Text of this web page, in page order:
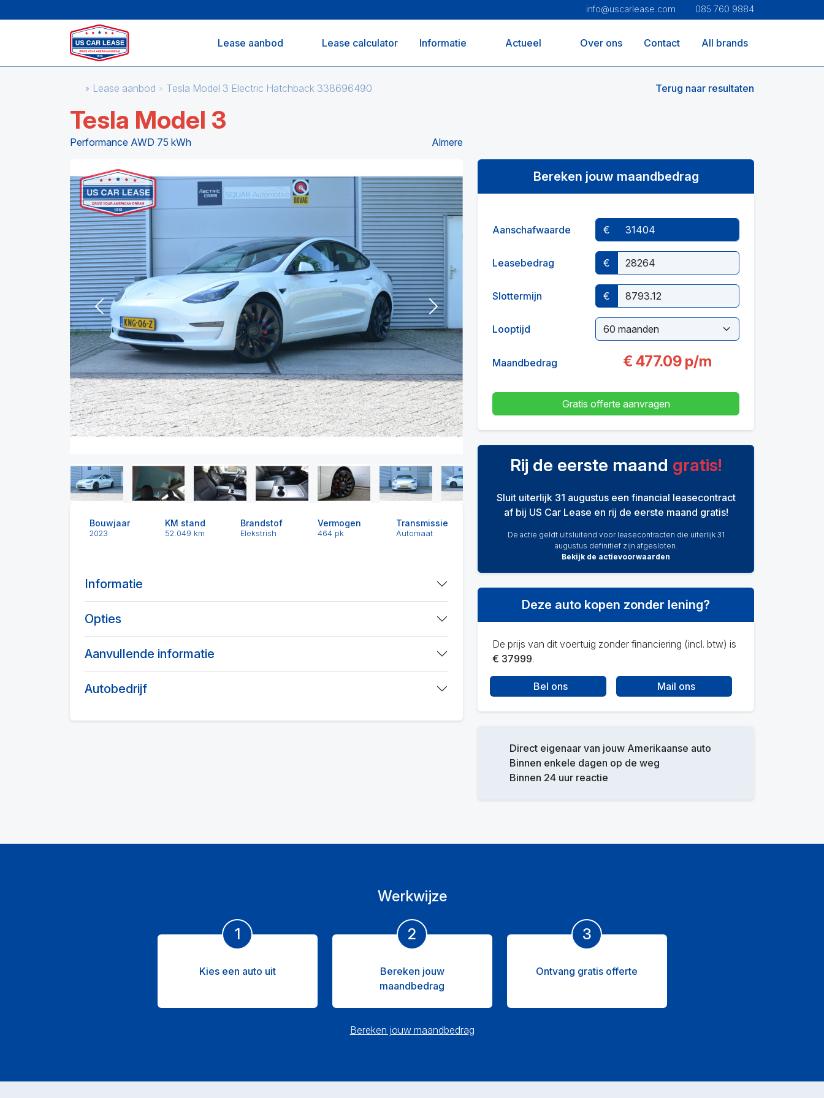
info@uscarlease.com 085 760 9884
Lease aanbod Lease calculator Informatie Actueel Over ons Contact All brands
Lease aanbod Tesla Model 3 Electric Hatchback 338696490 Terug naar resultaten
Tesla Model 3
Performance AWD 75 kWh Almere
Previous Next
Bouwjaar
2023
KM stand
52.049 km
Brandstof
Elekstrish
Vermogen
464 pk
Transmissie
Automaat
Informatie
Opties
Aanvullende informatie
Autobedrijf
Bereken jouw maandbedrag
Aanschafwaarde €
Leasebedrag €
Slottermijn €
Looptijd
Maandbedrag € 477.09 p/m
Gratis offerte aanvragen
Rij de eerste maand gratis!
Sluit uiterlijk 31 augustus een financial leasecontract
af bij US Car Lease en rij de eerste maand gratis!
De actie geldt uitsluitend voor leasecontracten die uiterlijk 31
augustus definitief zijn afgesloten.
Bekijk de actievoorwaarden
Deze auto kopen zonder lening?
De prijs van dit voertuig zonder financiering (incl. btw) is
€ 37999.
Bel ons Mail ons
Direct eigenaar van jouw Amerikaanse auto
Binnen enkele dagen op de weg
Binnen 24 uur reactie
Werkwijze
1
Kies een auto uit
2
Bereken jouw
maandbedrag
3
Ontvang gratis offerte
Bereken jouw maandbedrag